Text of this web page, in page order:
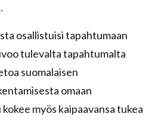
osallistuisi tapahtumaan
tulevalta tapahtumalta
suomalaisen
omaan
myös kaipaavansa tukea